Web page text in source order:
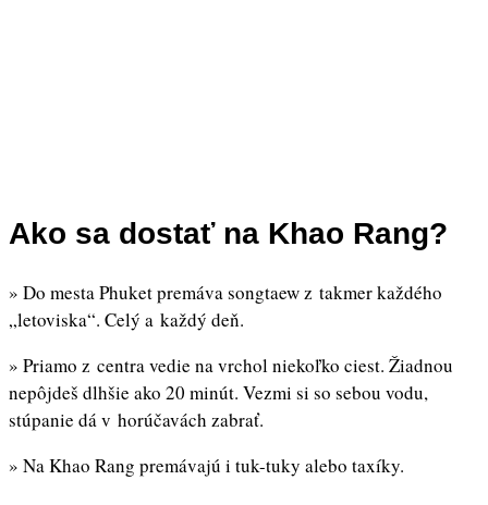
Ako sa dostať na Khao Rang?
» Do mesta Phuket premáva songtaew z takmer každého
„letoviska“. Celý a každý deň.
» Priamo z centra vedie na vrchol niekoľko ciest. Žiadnou
nepôjdeš dlhšie ako 20 minút. Vezmi si so sebou vodu,
stúpanie dá v horúčavách zabrať.
» Na Khao Rang premávajú i tuk-tuky alebo taxíky.